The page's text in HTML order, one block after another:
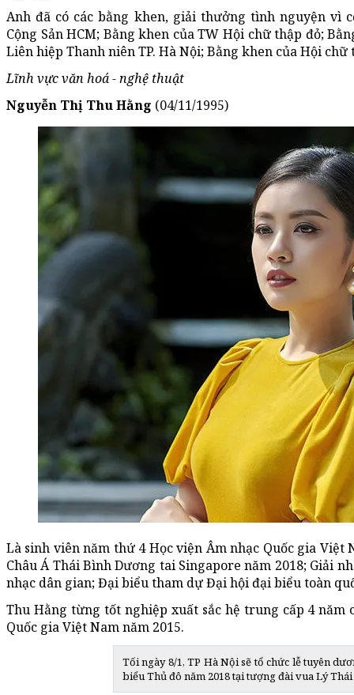
Anh đã có các bằng khen, giải thưởng tình nguyện vì
Cộng Sản HCM; Bằng khen của TW Hội chữ thập đỏ;
Liên hiệp Thanh niên TP. Hà Nội; Bằng khen của Hội chữ
Lĩnh vực văn hoá - nghệ thuật
Nguyễn Thị Thu Hằng (04/11/1995)
Là sinh viên năm thứ 4 Học viện Âm nhạc Quốc gia Việt
Châu Á Thái Bình Dương tai Singapore năm 2018; Giải
nhạc dân gian; Đại biểu tham dự Đại hội đại biểu toàn
Thu Hằng từng tốt nghiệp xuất sắc hệ trung cấp 4 năm
Quốc gia Việt Nam năm 2015.
Tối ngày 8/1, TP Hà Nội sẽ tổ chức lễ tuyên
biểu Thủ đô năm 2018 tại tượng đài vua Lý